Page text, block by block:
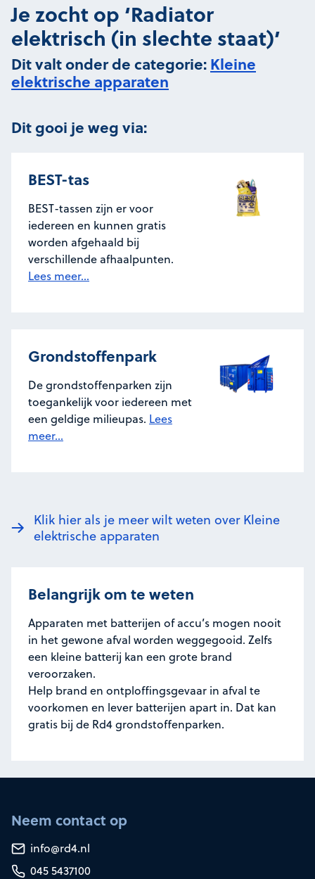
Je zocht op ‘Radiator
elektrisch (in slechte staat)’
Dit valt onder de categorie:Kleine
elektrische apparaten
Dit gooi je weg via:
BEST-tas
BEST-tassen zijn er voor
iedereen en kunnen gratis
worden afgehaald bij
verschillende afhaalpunten.
Lees meer...
Grondstoffenpark
De grondstoffenparken zijn
toegankelijk voor iedereen met
een geldige milieupas. Lees
meer...
Klik hier als je meer wilt weten over Kleine
elektrische apparaten
Belangrijk om te weten
Apparaten met batterijen of accu’s mogen nooit
in het gewone afval worden weggegooid. Zelfs
een kleine batterij kan een grote brand
veroorzaken.
Help brand en ontploffingsgevaar in afval te
voorkomen en lever batterijen apart in. Dat kan
gratis bij de Rd4 grondstoffenparken.
Neem contact op
info@rd4.nl
045 5437100